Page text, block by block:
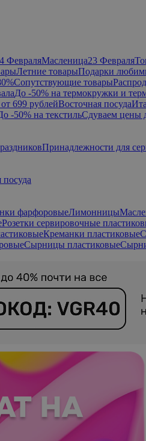
ФевраляМасленица23 Февраля
Летние товарыПодарки
Сопутствующие товары
До -50% на термокружки и
699 рублейВосточная посуда
-50% на текстильСдуваем цены
Принадлежности для
фарфоровыеЛимонницы
Розетки сервировочные
Креманки пластиковые
Сырницы пластиковые